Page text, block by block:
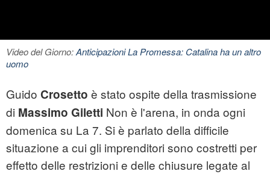
Video del Giorno:Anticipazioni La Promessa: Catalina ha un altro
uomo
Guido Crosetto è stato ospite della trasmissione
di Massimo Giletti Non è l'arena, in onda ogni
domenica su La 7. Si è parlato della difficile
situazione a cui gli imprenditori sono costretti per
effetto delle restrizioni e delle chiusure legate al